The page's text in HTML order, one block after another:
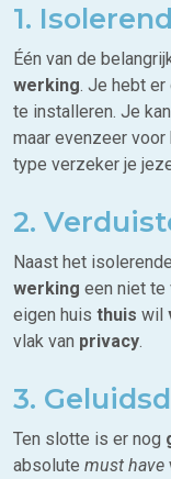
1.
Één van de
werking. Je hebt
te installeren. Je
maar evenzeer
type verzeker je
2.
Naast het
werking een niet te
eigen huis thuis wil
vlak van privacy.
3.
Ten slotte is er nog
absolute must have